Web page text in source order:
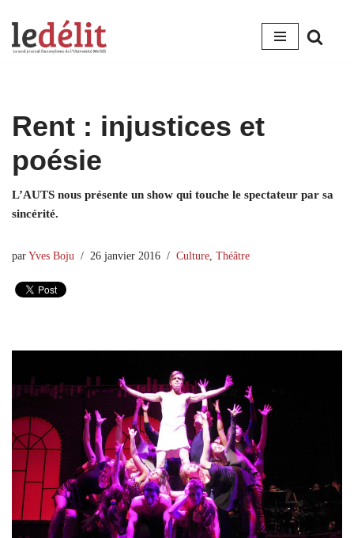
Aller
Rent : injustices et
poésie
L’AUTS nous présente un show qui touche le spectateur par sa
sincérité.
par Yves Boju 26 janvier 2016 Culture Théâtre